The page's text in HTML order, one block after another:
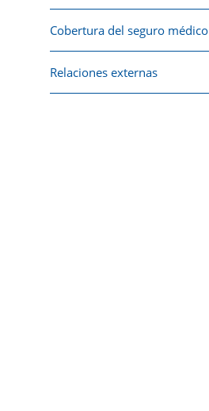
Cobertura del seguro médico
Relaciones externas